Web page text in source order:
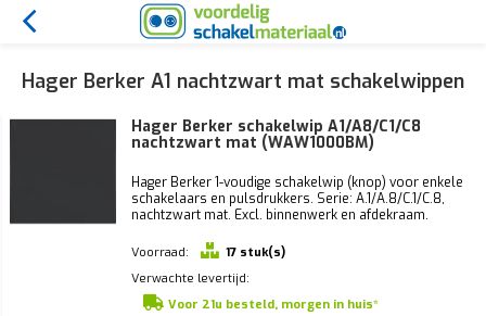
Hager Berker A1 nachtzwart mat schakelwippen
Hager Berker schakelwip A1/A8/C1/C8
nachtzwart mat (WAW1000BM)
Hager Berker 1-voudige schakelwip (knop) voor enkele
schakelaars en pulsdrukkers. Serie: A.1/A.8/C.1/C.8,
nachtzwart mat. Excl. binnenwerk en afdekraam.
Voorraad:
17 stuk(s)
Verwachte levertijd:
Voor 21u besteld, morgen in huis*